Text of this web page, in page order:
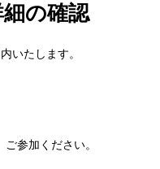
の確認
いたします。
参加ください。